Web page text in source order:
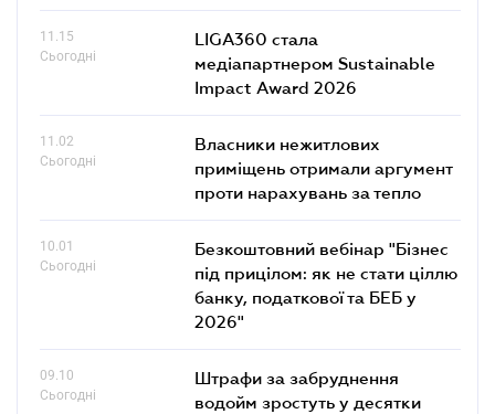
11.15
Сьогодні
LIGA360 стала
медіапартнером Sustainable
Impact Award 2026
11.02
Сьогодні
Власники нежитлових
приміщень отримали аргумент
проти нарахувань за тепло
10.01
Сьогодні
Безкоштовний вебінар "Бізнес
під прицілом: як не стати ціллю
банку, податкової та БЕБ у
2026"
09.10
Сьогодні
Штрафи за забруднення
водойм зростуть у десятки